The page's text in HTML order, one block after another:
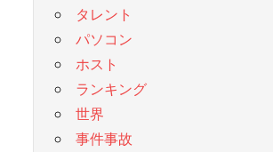
タレント
パソコン
ホスト
ランキング
世界
事件事故